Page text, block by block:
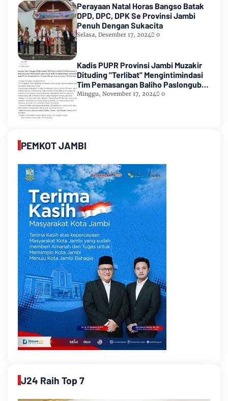
Perayaan Natal Horas Bangso Batak
DPD, DPC, DPK Se Provinsi Jambi
Penuh Dengan Sukacita
Selasa, Desember 17, 2024 0
Kadis PUPR Provinsi Jambi Muzakir
Dituding "Terlibat" Mengintimindasi
Tim Pemasangan Baliho Paslongub
Romi-Sudirman
Minggu, November 17, 2024 0
PEMKOT JAMBI
J24 Raih Top 7